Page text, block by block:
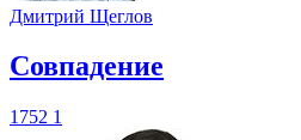
Дмитрий Щеглов
​Совпадение
1752 1